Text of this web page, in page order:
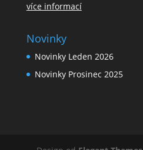
více informací
Novinky
Novinky Leden 2026
Novinky Prosinec 2025